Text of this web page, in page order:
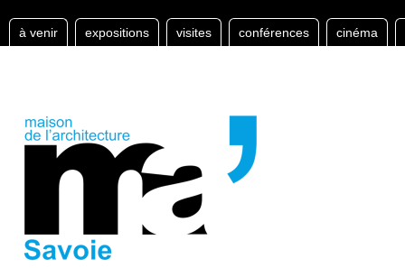
à venir expositions visites conférences cinéma